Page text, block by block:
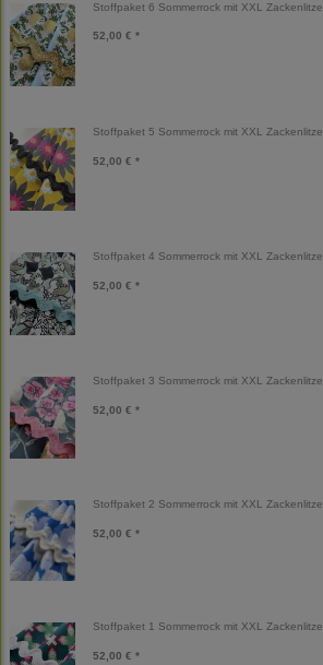
Stoffpaket 6 Sommerrock mit XXL Zackenlitze
52,00 € *
Stoffpaket 5 Sommerrock mit XXL Zackenlitze
52,00 € *
Stoffpaket 4 Sommerrock mit XXL Zackenlitze
52,00 € *
Stoffpaket 3 Sommerrock mit XXL Zackenlitze
52,00 € *
Stoffpaket 2 Sommerrock mit XXL Zackenlitze
52,00 € *
Stoffpaket 1 Sommerrock mit XXL Zackenlitze
52,00 € *